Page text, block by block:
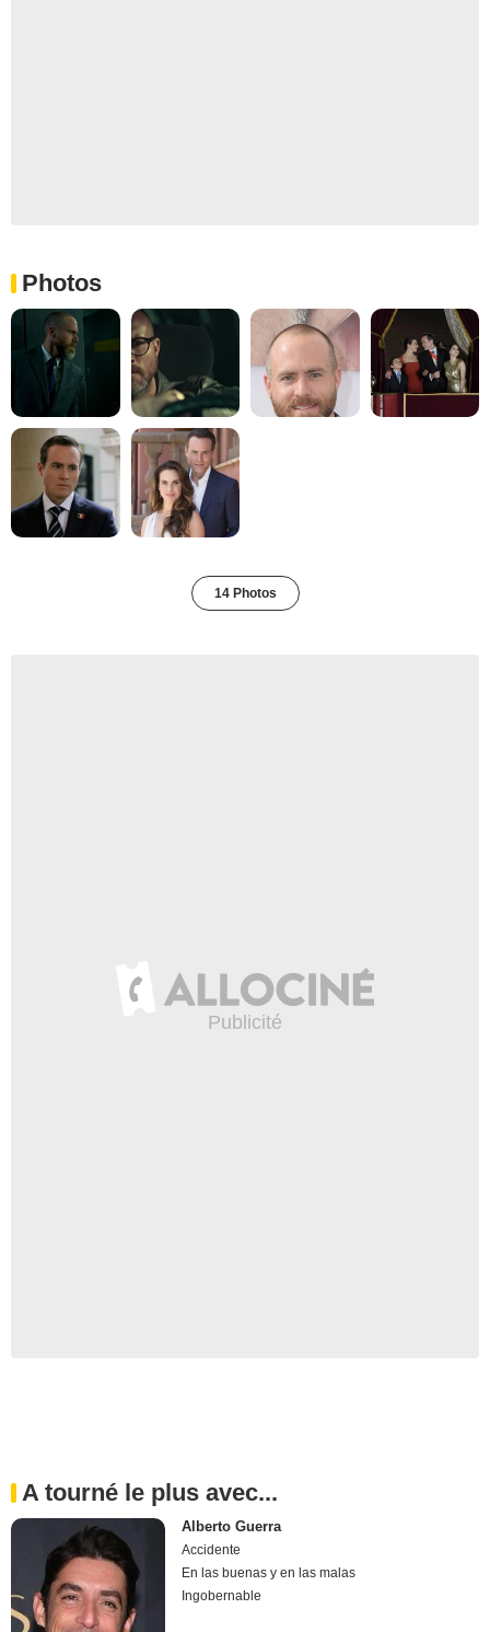
Photos
14 Photos
A tourné le plus avec...
Alberto Guerra
Accidente
En las buenas y en las malas
Ingobernable